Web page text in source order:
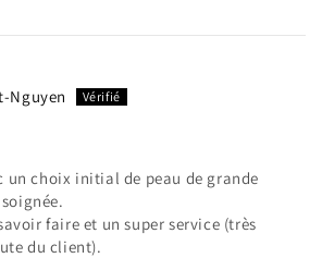
Nguyen
un choix initial de peau de grande
faire et un super service (très
du client).